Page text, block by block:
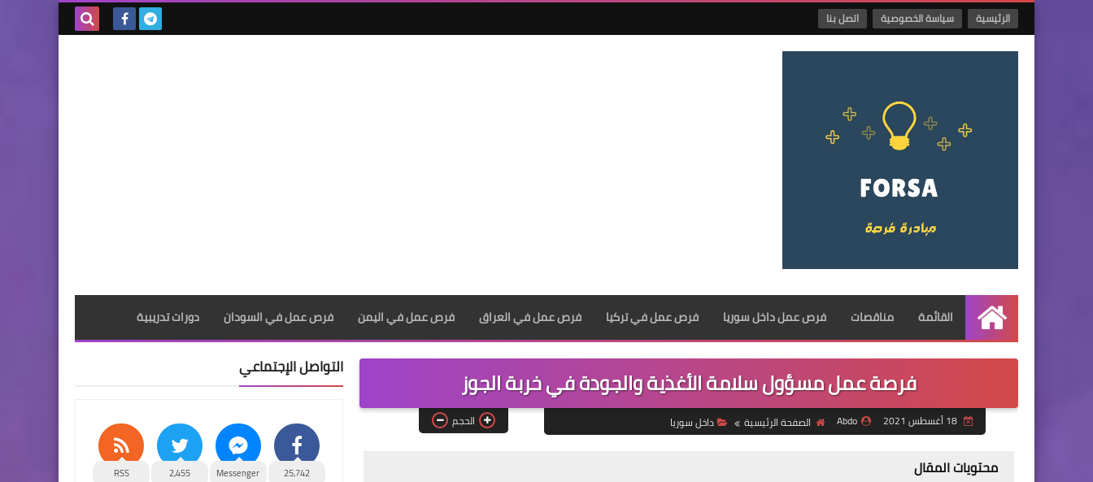
الرئيسية سياسة الخصوصية اتصل بنا
الرئيسية
القائمة مناقصات فرص عمل داخل سوريا فرص عمل في تركيا فرص عمل في العراق فرص عمل في اليمن فرص عمل في السودان دورات تدريبية
فرصة عمل مسؤول سلامة الأغذية والجودة في خربة الجوز
18 أغسطس 2021 Abdo الصفحة الرئيسية داخل سوريا الحجم
محتويات المقال
التواصل الإجتماعي
25,742
Messenger
2,455
RSS